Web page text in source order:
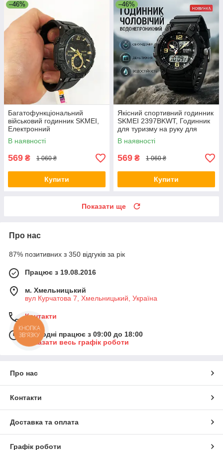
–46%
Багатофункціональний
військовий годинник SKMEI,
Електронний
вологозахищений наручний
годинник QK-73
В наявності
569 ₴ 1 060 ₴
Купити
–46%
Якісний спортивний годинник
SKMEI 2397BKWT, Годинник
для туризму на руку для
військового QJ-20
В наявності
569 ₴ 1 060 ₴
Купити
Показати ще
Про нас
87% позитивних з 350 відгуків за рік
Працює з 19.08.2016
м. Хмельницький
вул Курчатова 7, Хмельницький, Україна
Контакти
Сьогодні працює з 09:00 до 18:00
Показати весь графік роботи
Про нас
Контакти
Доставка та оплата
Графік роботи
КНОПКА
ЗВ'ЯЗКУ